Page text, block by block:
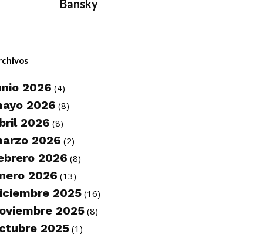
Bansky
2026 (4)
2026 (8)
2026 (8)
2026 (2)
2026 (8)
2026 (13)
2025(16)
2025(8)
2025(1)